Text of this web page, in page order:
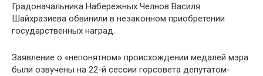
Градоначальника Набережных Челнов Василя
Шайхразиева обвинили в незаконном приобретении
государственных наград.
Заявление о «непонятном» происхождении медалей мэра
были озвучены на 22-й сессии горсовета депутатом-